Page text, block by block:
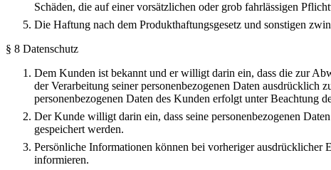
Schäden, die auf einer vorsätzlichen oder grob fahrlässigen
Die Haftung nach dem Produkthaftungsgesetz und sonstigen
§ 8 Datenschutz
Dem Kunden ist bekannt und er willigt darin ein, dass die zur
der Verarbeitung seiner personenbezogenen Daten
personenbezogenen Daten des Kunden erfolgt unter Beachtung
Der Kunde willigt darin ein, dass seine personenbezogenen
gespeichert werden.
Persönliche Informationen können bei vorheriger
informieren.